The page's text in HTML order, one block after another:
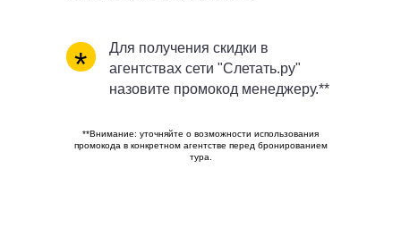
*
Для получения скидки в
агентствах сети "Слетать.ру"
назовите промокод менеджеру.**
**Внимание: уточняйте о возможности использования
промокода в конкретном агентстве перед бронированием
тура.